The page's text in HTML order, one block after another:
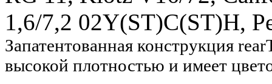
1,6/7,2 02Y(ST)C(ST)H,
Запатентованная конструкция
высокой плотностью и имеет